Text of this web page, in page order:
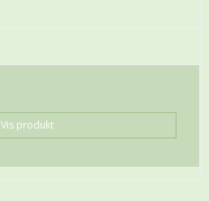
Vis produkt